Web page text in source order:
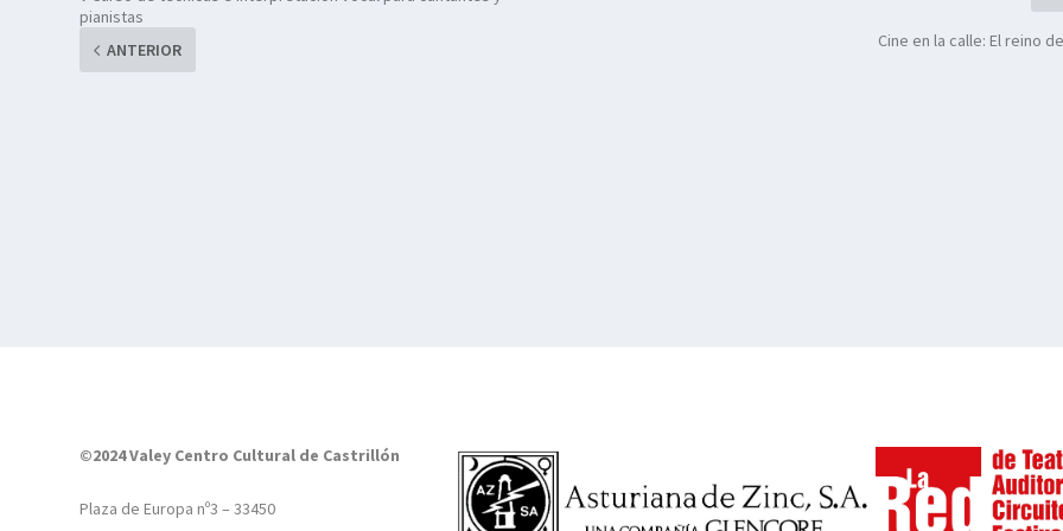
pianistas
ANTERIOR
Cine en la calle: El reino
©2024 Valey Centro Cultural de Castrillón
Plaza de Europa nº3 – 33450